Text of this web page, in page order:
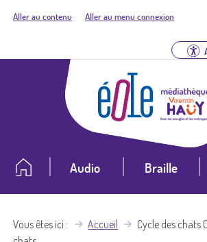
Aller au contenu Aller au menu connexion
Audio Braille
Vous êtes ici Accueil
Cycle des chats